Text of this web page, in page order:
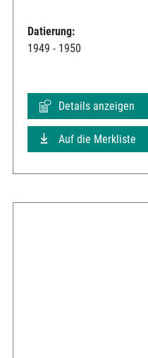
Datierung:
1949 - 1950
Details anzeigen
Auf die Merkliste